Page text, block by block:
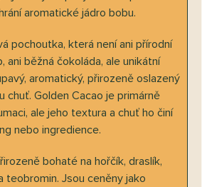
aromatické jádro bobu.
pochoutka, která není ani přírodní
ani běžná čokoláda, ale unikátní
aromatický, přirozeně oslazený
chuť. Golden Cacao je primárně
ale jeho textura a chuť ho činí
nebo ingredience.
bohaté na hořčík, draslík,
teobromin. Jsou ceněny jako